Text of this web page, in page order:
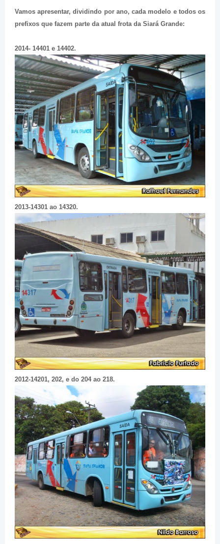
Vamos apresentar, dividindo por ano, cada modelo e todos os
prefixos que fazem parte da atual frota da Siará Grande:
2014- 14401 e 14402.
2013-14301 ao 14320.
2012-14201, 202, e do 204 ao 218.